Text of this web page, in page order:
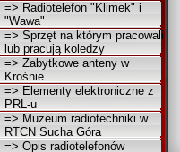
=> Radiotelefon "Klimek" i
"Wawa"
=> Sprzęt na którym pracowali
lub pracują koledzy
=> Zabytkowe anteny w
Krośnie
=> Elementy elektroniczne z
PRL-u
=> Muzeum radiotechniki w
RTCN Sucha Góra
=> Opis radiotelefonów